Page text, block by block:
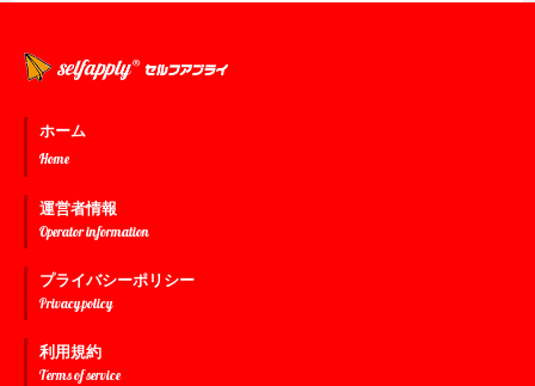
ホーム
Home
運営者情報
Operator information
プライバシーポリシー
Privacy policy
利用規約
Terms of service